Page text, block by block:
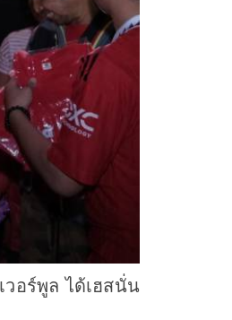
อร์พูล ได้เฮสนั่น